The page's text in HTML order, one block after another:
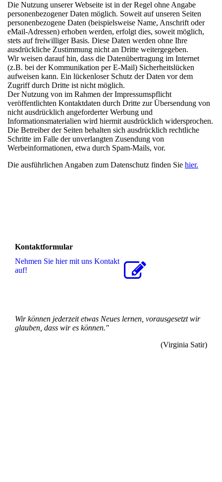
Die Nutzung unserer Webseite ist in der Regel ohne Angabe
personenbezogener Daten möglich. Soweit auf unseren Seiten
personenbezogene Daten (beispielsweise Name, Anschrift oder
eMail-Adressen) erhoben werden, erfolgt dies, soweit möglich,
stets auf freiwilliger Basis. Diese Daten werden ohne Ihre
ausdrückliche Zustimmung nicht an Dritte weitergegeben.
Wir weisen darauf hin, dass die Datenübertragung im Internet
(z.B. bei der Kommunikation per E-Mail) Sicherheitslücken
aufweisen kann. Ein lückenloser Schutz der Daten vor dem
Zugriff durch Dritte ist nicht möglich.
Der Nutzung von im Rahmen der Impressumspflicht
veröffentlichten Kontaktdaten durch Dritte zur Übersendung von
nicht ausdrücklich angeforderter Werbung und
Informationsmaterialien wird hiermit ausdrücklich widersprochen.
Die Betreiber der Seiten behalten sich ausdrücklich rechtliche
Schritte im Falle der unverlangten Zusendung von
Werbeinformationen, etwa durch Spam-Mails, vor.
Die ausführlichen Angaben zum Datenschutz finden Sie hier.
Kontaktformular
Nehmen Sie hier mit uns Kontakt
auf!
Wir können jederzeit etwas Neues lernen, vorausgesetzt wir
glauben, dass wir es können."
(Virginia Satir)